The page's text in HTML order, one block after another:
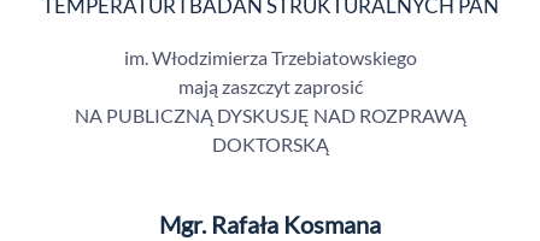
TEMPERATUR I BADAŃ STRUKTURALNYCH PAN
im. Włodzimierza Trzebiatowskiego
mają zaszczyt zaprosić
NA PUBLICZNĄ DYSKUSJĘ NAD ROZPRAWĄ
DOKTORSKĄ
Mgr. Rafała Kosmana